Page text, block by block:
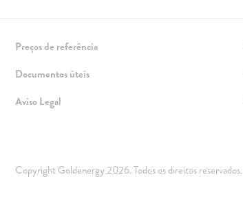
Empresas
Rede de lojas
Leituras
FAQ
Preços de referência
Documentos úteis
Aviso Legal
Copyright Goldenergy 2026. Todos os direitos reservados.